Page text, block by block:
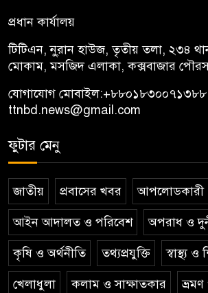
প্রধান কার্যালয়
টিটিএন, নু্রান হাউজ, তৃতীয় তলা, ২৩৪
মোকাম, মসজিদ এলাকা, কক্সবাজার
যোগাযোগ মোবাইল:+৮৮০১৮৩০০৭১৩৮৮
ttnbd.news@gmail.com
ফুটার মেনু
জাতীয় প্রবাসের খবর আপলোডকারী
আইন আদালত ও পরিবেশ অপরাধ ও
কৃষি ও অর্থনীতি তথ্যপ্রযুক্তি স্বাস্থ্য ও
খেলাধুলা কলাম ও সাক্ষাতকার